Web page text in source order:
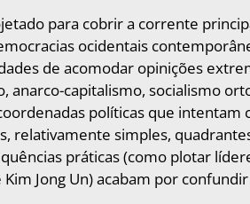
para cobrir a corrente
ocidentais
de acomodar opinições
anarco-capitalismo, socialismo
políticas que intentam
relativamente simples,
práticas (como plotar
Jong Un) acabam por